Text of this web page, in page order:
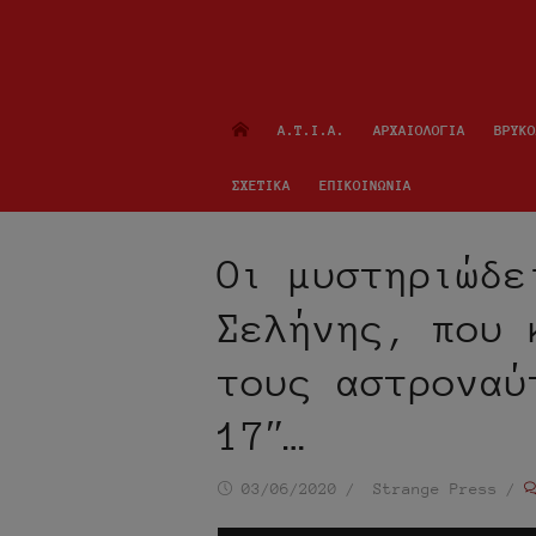
Α.Τ.Ι.Α. ΑΡΧΑΙΟΛΟΓΙΑ
ΣΧΕΤΙΚΑ ΕΠΙΚΟΙΝΩΝΙΑ
Οι
Σελήνης, που
τους
17″…
Ημ/03/06/2020 Συντάκτης
Strange Press